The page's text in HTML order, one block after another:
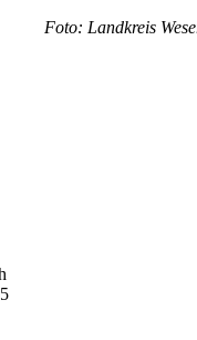
Foto: Landkreis